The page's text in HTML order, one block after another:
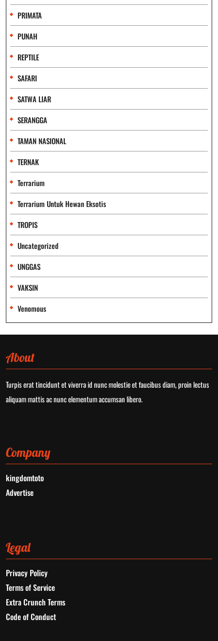
PRIMATA
PUNAH
REPTILE
SAFARI
SATWA LIAR
SERANGGA
TAMAN NASIONAL
TERNAK
Terrarium
Terrarium Untuk Hewan Eksotis
TROPIS
Uncategorized
UNGGAS
VAKSIN
Venomous
About
Turpis erat tincidunt et viverra id nunc molestie et faucibus diam, proin lectus
aliquam mattis ac nunc elementum accumsan libero.
Company
kingdomtoto
Advertise
Legal
Privacy Policy
Terms of Service
Extra Crunch Terms
Code of Conduct